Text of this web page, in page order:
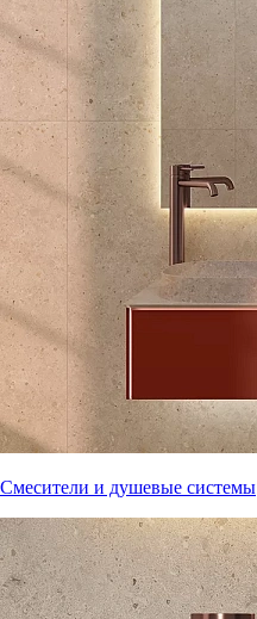
Смесители и душевые системы